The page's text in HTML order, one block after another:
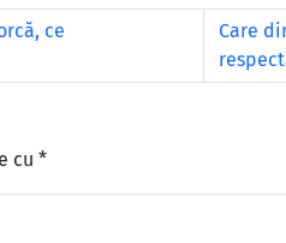
ce
Care
cu *